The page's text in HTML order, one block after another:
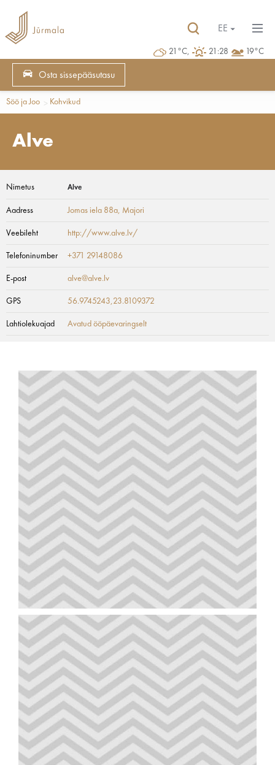
21°C, 21:28 19°C
EE
Osta sissepääsutasu
Söö ja Joo Kohvikud
Alve
Nimetus Alve
Aadress Jomas iela 88a, Majori
Veebileht http://www.alve.lv/
Telefoninumber +371 29148086
E-post alve@alve.lv
GPS 56.9745243,23.8109372
Lahtiolekuajad Avatud ööpäevaringselt